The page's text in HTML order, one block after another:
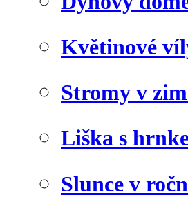
Květinové
Stromy v
Liška s
Slunce v